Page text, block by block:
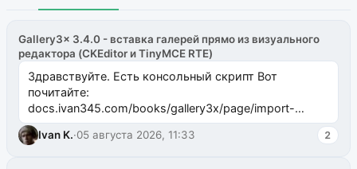
Gallery3x 3.4.0 - вставка галерей прямо из визуального
редактора (CKEditor и TinyMCE RTE)
Здравствуйте. Есть консольный скрипт Вот
почитайте:
docs.ivan345.com/books/gallery3x/page/import-
ms2galleryphp
Ivan K.·05 августа 2026, 11:33 2